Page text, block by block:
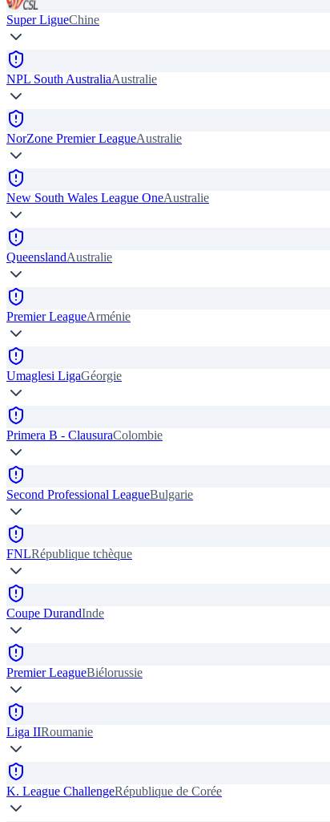
Super LigueChine
NPL South AustraliaAustralie
NorZone Premier LeagueAustralie
New South Wales League OneAustralie
QueenslandAustralie
Premier LeagueArménie
Umaglesi LigaGéorgie
Primera B - ClausuraColombie
Second Professional LeagueBulgarie
FNLRépublique tchèque
Coupe DurandInde
Premier LeagueBiélorussie
Liga IIRoumanie
K. League ChallengeRépublique de Corée